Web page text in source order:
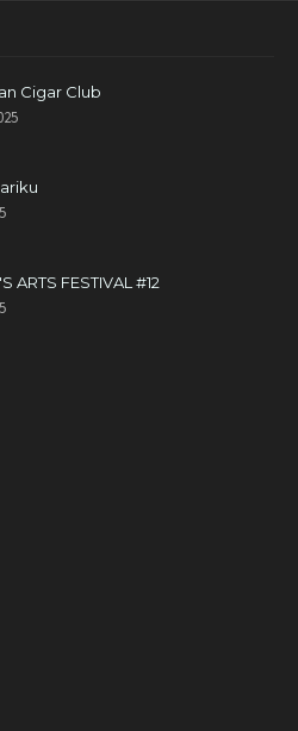
Cigar Club
ARTS FESTIVAL #12